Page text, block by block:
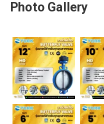
Photo Gallery